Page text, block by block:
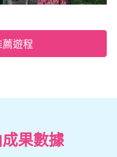
薦遊程
果數據